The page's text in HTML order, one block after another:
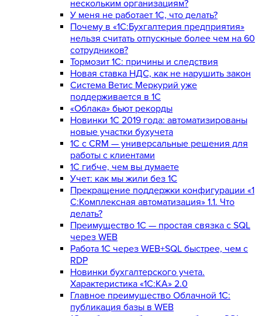
нескольким организациям?
У меня не работает 1С, что делать?
Почему в «1С:Бухгалтерия предприятия»
нельзя считать отпускные более чем на 60
сотрудников?
Тормозит 1C: причины и следствия
Новая ставка НДС, как не нарушить закон
Система Ветис Меркурий уже
поддерживается в 1С
«Облака» бьют рекорды
Новинки 1С 2019 года: автоматизированы
новые участки бухучета
1С с CRM — универсальные решения для
работы с клиентами
1С гибче, чем вы думаете
Учет: как мы жили без 1С
Прекращение поддержки конфигурации «1
С:Комплексная автоматизация» 1.1. Что
делать?
Преимущество 1С — простая связка с SQL
через WEB
Работа 1С через WEB+SQL быстрее, чем с
RDP
Новинки бухгалтерского учета.
Характеристика «1С:КА» 2.0
Главное преимущество Облачной 1С:
публикация базы в WEB